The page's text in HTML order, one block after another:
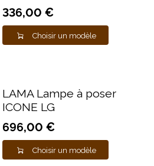
336,00 €
Choisir un modèle
LAMA Lampe à poser
ICONE LG
696,00 €
Choisir un modèle